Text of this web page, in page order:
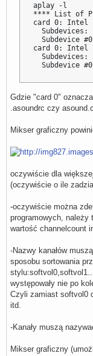
pcm
    }
    control {
name
card
    }
type
pcm
    }
name
card
}
type
    slave {
    }
    control {
name
card
pcm.softvol06
type
    slave {
pcm
    }
    }
aplay -l
**** List of
card 0: Intel
Subdevices:
Subdevice
card 0: Intel
Subdevices:
Subdevice
Gdzie "card 0"
.asoundrc czy
Mikser graficzny
oczywiście dla
(oczywiście o ile
-oczywiście można
programowych, należy
wartość channelcount
-Nazwy kanałów
sposobu sortowania
występowały nie po
Czyli zamiast softvol0
itd.
-Kanały muszą
Mikser graficzny